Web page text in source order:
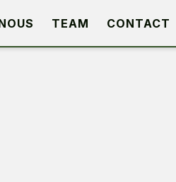
TEAM CONTACT